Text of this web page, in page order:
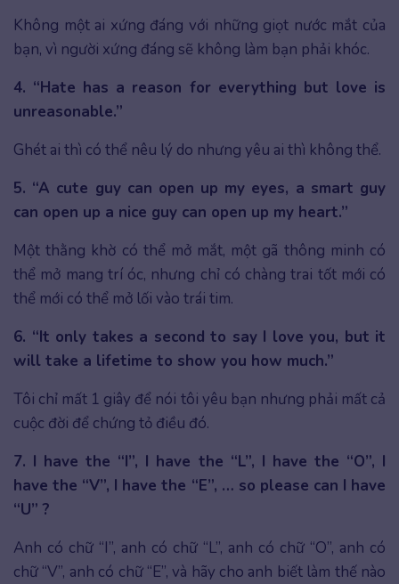
Không một ai xứng đáng với những giọt nước mắt của
bạn, vì người xứng đáng sẽ không làm bạn phải khóc.
4. “Hate has a reason for everything but love is
unreasonable.”
Ghét ai thì có thể nêu lý do nhưng yêu ai thì không thể.
5. “A cute guy can open up my eyes, a smart guy
can open up a nice guy can open up my heart.”
Một thằng khờ có thể mở mắt, một gã thông minh có
thể mở mang trí óc, nhưng chỉ có chàng trai tốt mới có
thể mới có thể mở lối vào trái tim.
6. “It only takes a second to say I love you, but it
will take a lifetime to show you how much.”
Tôi chỉ mất 1 giây để nói tôi yêu bạn nhưng phải mất cả
cuộc đời để chứng tỏ điều đó.
7. I have the “I”, I have the “L”, I have the “O”, I
have the “V”, I have the “E”, … so please can I have
“U” ?
Anh có chữ “I”, anh có chữ “L”, anh có chữ “O”, anh có
chữ “V”, anh có chữ “E”, và hãy cho anh biết làm thế nào